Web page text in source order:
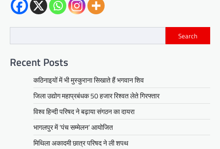
Search
Recent Posts
कठिनाइयों में भी मुस्कुराना सिखाते हैं भगवान शिव
जिला उद्योग महाप्रबंधक 50 हजार रिश्वत लेते गिरफ्तार
विश्व हिन्दी परिषद ने बढ़ाया संगठन का दायरा
भागलपुर में ‘पंच सम्मेलन’ आयोजित
मिथिला अकादमी छात्र परिषद ने ली शपथ